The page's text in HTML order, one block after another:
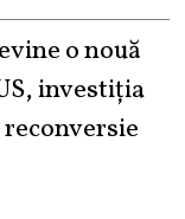
o nouă
investiția